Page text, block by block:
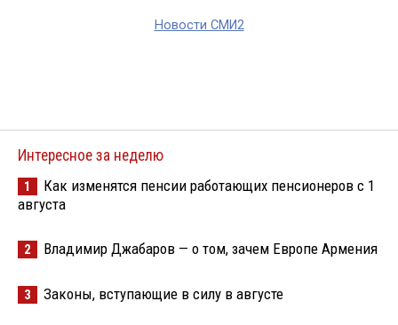
Новости СМИ2
Интересное за неделю
1
Как изменятся пенсии работающих пенсионеров с 1
августа
2 Владимир Джабаров — о том, зачем Европе Армения
3 Законы, вступающие в силу в августе